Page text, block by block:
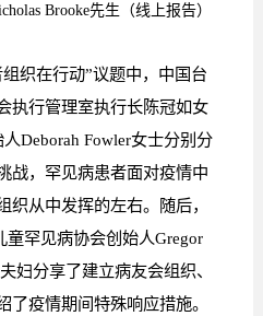
Brooke先生 （线上报告）
织在行动”议题中，中国台
执行管理室执行长陈冠如女
Deborah Fowler女士分别分
战，罕见病患者面对疫情中
织从中发挥的左右。随后，
罕见病协会创始人Gregor
妇分享了建立病友会组织、
疫情期间特殊响应措施。